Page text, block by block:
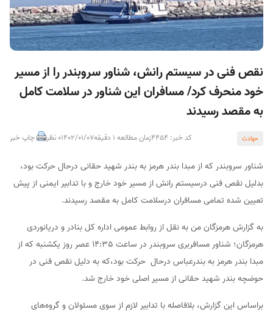
نقص فنی در سیستم رانش، شناور سروبندر را از مسیر
خود منحرف کرد/ مسافران این شناور در سلامت کامل
به مقصد رسیدند
حوادث کد خبر: 4454 زمان مطالعه 1 دقیقه 1402/01/070 نظر چاپ خبر
شناور سروبندر که از مبدا بندر هرمز به بندر شهید حقانی درحال حرکت بود،
بدلیل نقص فنی درسیستم رانش از مسیر خود خارج و با تدابیر ایمنی از پیش
تعیین شده تمامی مسافران درسلامت کامل به مقصد رسیدند.
به گزارش هرمزگان من به نقل از روابط عمومی اداره کل بنادر و دریانوردی
هرمزگان؛ شناور مسافربری سروبندر در ساعت 14:35 عصر روز یکشنبه که از
مبدا بندر هرمز به بندرعباس درحال حرکت بود،که به دلیل نقص فنی در
حوضچه بندر شهید حقانی از مسیر اصلی خود خارج شد.
براساس این گزارش، بلافاصله‌ با تدابیر لازم از سوی مسئولان و گروه‌های